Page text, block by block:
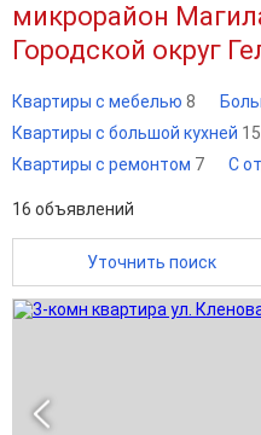
микрорайон
Городской округ
Квартиры с мебелью 8
Квартиры с большой кухней 15
Квартиры с ремонтом 7 С
16 объявлений
Уточнить поиск